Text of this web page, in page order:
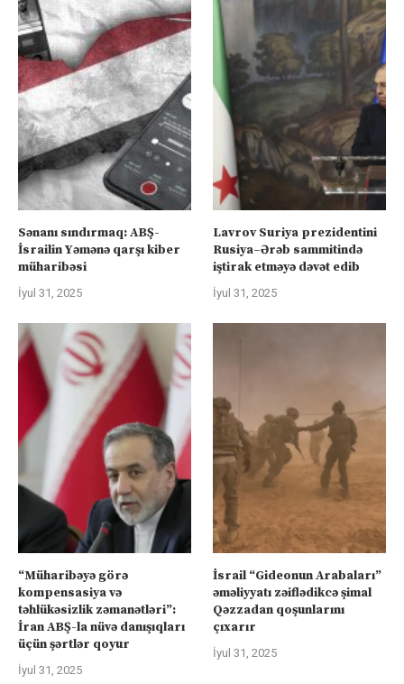
Sənanı sındırmaq: ABŞ-
İsrailin Yəmənə qarşı kiber
müharibəsi
İyul 31, 2025
Lavrov Suriya prezidentini
Rusiya–Ərəb sammitində
iştirak etməyə dəvət edib
İyul 31, 2025
“Müharibəyə görə
kompensasiya və
təhlükəsizlik zəmanətləri”:
İran ABŞ-la nüvə danışıqları
üçün şərtlər qoyur
İyul 31, 2025
İsrail “Gideonun Arabaları”
əməliyyatı zəiflədikcə şimal
Qəzzadan qoşunlarını
çıxarır
İyul 31, 2025